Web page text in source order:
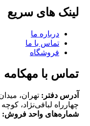
لینک های سریع
درباره ما
تماس با ما
فروشگاه
تماس با مهکامه
آدرس دفتر: تهران،
چهارراه لبافی‌نژاد، کوچه انوری،
شماره‌های واحد فروش: